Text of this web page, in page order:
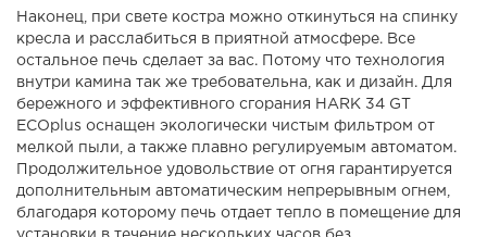
Наконец, при свете костра можно откинуться на спинку
кресла и расслабиться в приятной атмосфере. Все
остальное печь сделает за вас. Потому что технология
внутри камина так же требовательна, как и дизайн. Для
бережного и эффективного сгорания HARK 34 GT
ECOplus оснащен экологически чистым фильтром от
мелкой пыли, а также плавно регулируемым автоматом.
Продолжительное удовольствие от огня гарантируется
дополнительным автоматическим непрерывным огнем,
благодаря которому печь отдает тепло в помещение для